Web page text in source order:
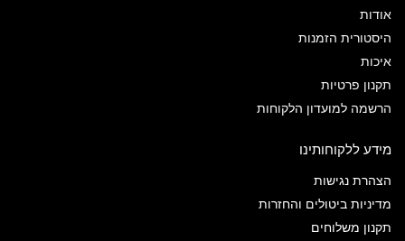
אודות
היסטורית הזמנות
איכות
תקנון פרטיות
הרשמה למועדון הלקוחות
מידע ללקוחותינו
הצהרת נגישות
מדיניות ביטולים והחזרות
תקנון משלוחים